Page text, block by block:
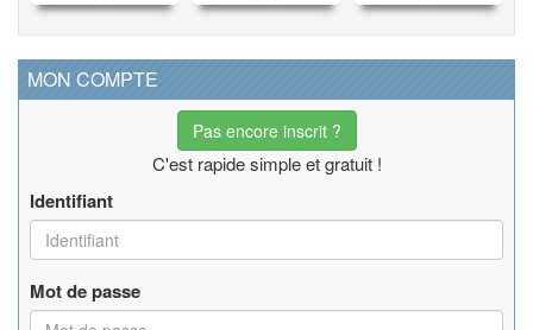
MON COMPTE
Pas encore inscrit ?
C'est rapide simple et gratuit !
Identifiant
Mot de passe